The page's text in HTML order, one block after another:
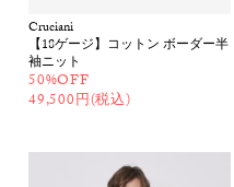
Cruciani
【18ゲージ】コットン ボーダー半
袖ニット
50%OFF
49,500円(税込)